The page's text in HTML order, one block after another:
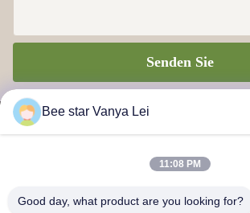
Senden Sie
BIENEN-STERN, ZUM IHRES
Bee star Vanya Lei
11:08 PM
Good day, what product are you looking for?